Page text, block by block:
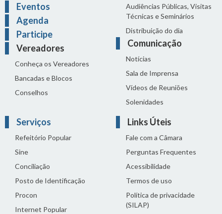
Eventos
Agenda
Participe
Vereadores
Conheça os Vereadores
Bancadas e Blocos
Conselhos
Audiências Públicas, Visitas
Técnicas e Seminários
Distribuição do dia
Comunicação
Notícias
Sala de Imprensa
Vídeos de Reuniões
Solenidades
Serviços
Refeitório Popular
Sine
Conciliação
Posto de Identificação
Procon
Internet Popular
Links Úteis
Fale com a Câmara
Perguntas Frequentes
Acessibilidade
Termos de uso
Política de privacidade
(SILAP)